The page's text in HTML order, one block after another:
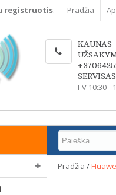
registruotis. Pradžia
KAUNAS
I-V 10:30 -
Pradžia /